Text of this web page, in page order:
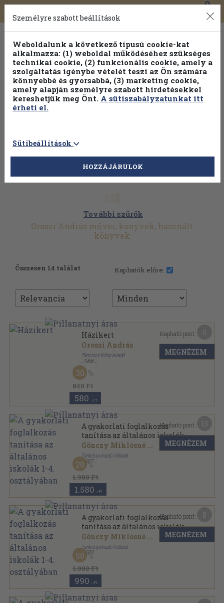
Toggle
navigation
0
További szűrők
Oroszi András művei, könyvek, használt
könyvek
Összesen 14 találat Kaphatók előre:
Házikert
Oroszi András
Táncsics Könyvkiadó
1968
Félvászon
Csináld magad sorozat
840 Ft
30
580 ,-Ft
Kapható pont:
MEGNÉZEM
A gyakorlati foglalkozás
tanítása az általános iskolák
1-4. osztályában
Gönczy Miklósné ...
Tankönyvkiadó Vállalat
, 1977
Félvászon
1.980 Ft
20
1.580 ,-Ft
Kapható pont:
MEGNÉZEM
A gyakorlati foglalkozás
tanítása az általános iskolák
1-4. osztályában
Gönczy Miklósné ...
Tankönyvkiadó Vállalat
, 1974
Félvászon
1.980 Ft
50
990 ,-Ft
Kapható pont:
MEGNÉZEM
Személyre szabott beállítások
Weboldalunk a következő típusú cookie-kat
alkalmazza: (1) weboldal működéséhez szükséges
technikai cookie, (2) funkcionális cookie, amely a
szolgáltatás igénybe vételét teszi az Ön számára
könnyebbé és gyorsabbá, (3) marketing cookie,
amely alapján személyre szabott hirdetésekkel
kereshetjük meg Önt. A sütiszabályzatunkat itt
érheti el.
Sütibeállítások
HOZZÁJÁRULOK